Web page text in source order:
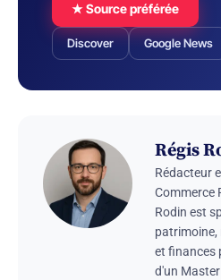
★ Source préférée
Discover Google News
Régis
Rédacteur
Commerce
Rodin est
patrimoine,
et finances
d'un